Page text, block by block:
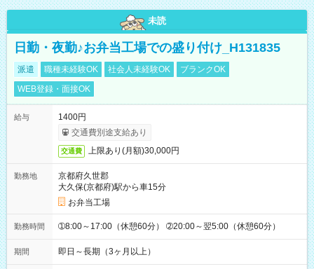
未読
日勤・夜勤♪お弁当工場での盛り付け_H131835
派遣 職種未経験OK 社会人未経験OK
ブランクOK
WEB登録・面接OK
給与
1400円
交通費別途支給あり
交通費 上限あり(月額)30,000円
勤務地
京都府久世郡
大久保(京都府)駅から車15分
お弁当工場
勤務時間 ➀8:00～17:00（休憩60分） ➁20:00～翌5:00（休憩60分）
期間 即日～長期（3ヶ月以上）